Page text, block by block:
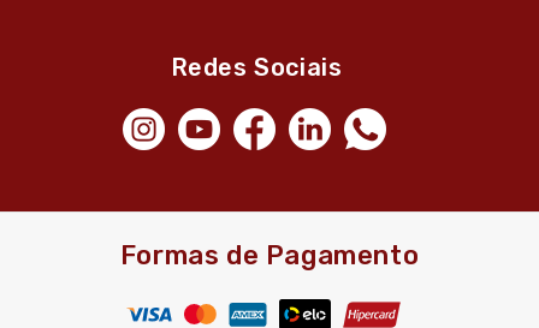
Redes Sociais
Formas de Pagamento